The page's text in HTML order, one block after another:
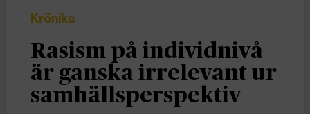
Krönika
Rasism på individnivå
är ganska irrelevant ur
samhällsperspektiv